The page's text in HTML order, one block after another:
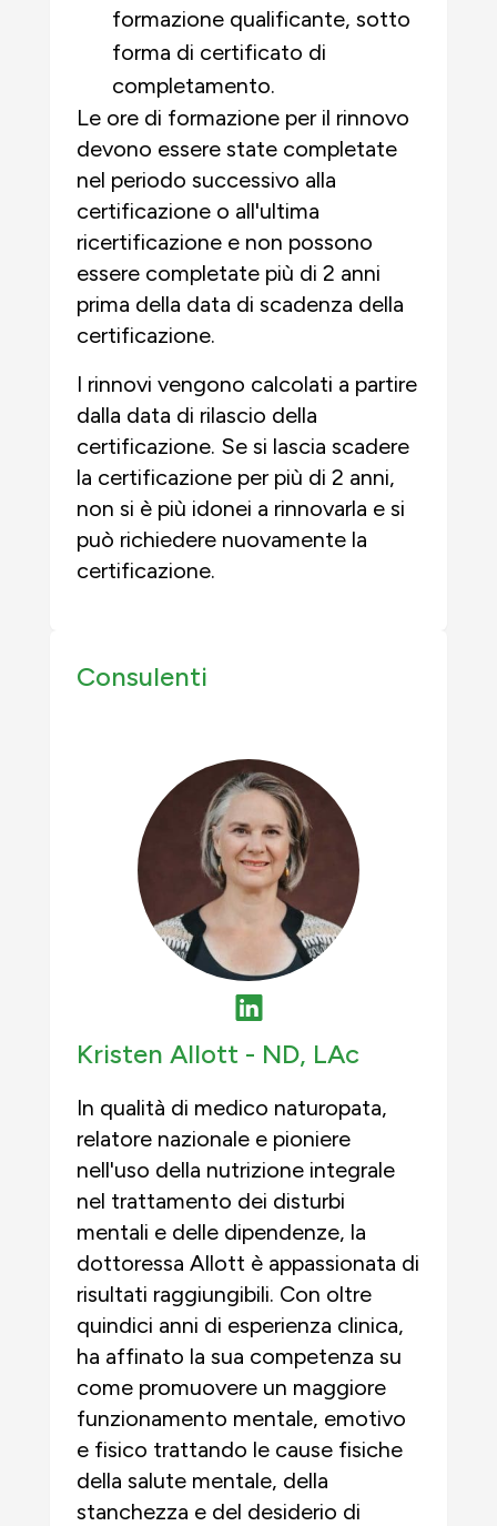
formazione qualificante, sotto
forma di certificato di
completamento.
Le ore di formazione per il rinnovo
devono essere state completate
nel periodo successivo alla
certificazione o all'ultima
ricertificazione e non possono
essere completate più di 2 anni
prima della data di scadenza della
certificazione.
I rinnovi vengono calcolati a partire
dalla data di rilascio della
certificazione. Se si lascia scadere
la certificazione per più di 2 anni,
non si è più idonei a rinnovarla e si
può richiedere nuovamente la
certificazione.
Consulenti
Kristen Allott - ND, LAc
In qualità di medico naturopata,
relatore nazionale e pioniere
nell'uso della nutrizione integrale
nel trattamento dei disturbi
mentali e delle dipendenze, la
dottoressa Allott è appassionata di
risultati raggiungibili. Con oltre
quindici anni di esperienza clinica,
ha affinato la sua competenza su
come promuovere un maggiore
funzionamento mentale, emotivo
e fisico trattando le cause fisiche
della salute mentale, della
stanchezza e del desiderio di